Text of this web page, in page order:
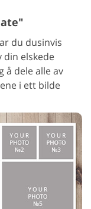
du dusinvis
din elskede
å dele alle av
i ett bilde